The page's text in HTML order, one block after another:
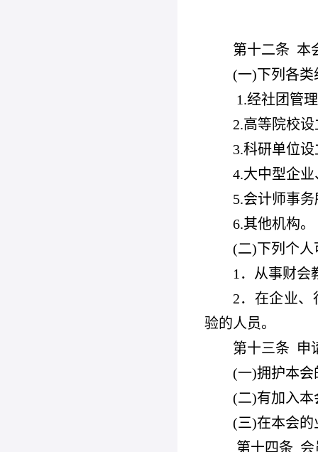
第十二条 本
(一)下列各类
1.经社团管
2.高等院校
3.科研单位
4.大中型企
5.会计师事
6.其他机构。
(二)下列个
1 ．从事财会
2．在企业
验的人员。
第十三条 申
(一)拥护本会
(二)有加入
(三)在本会
第十四条 会